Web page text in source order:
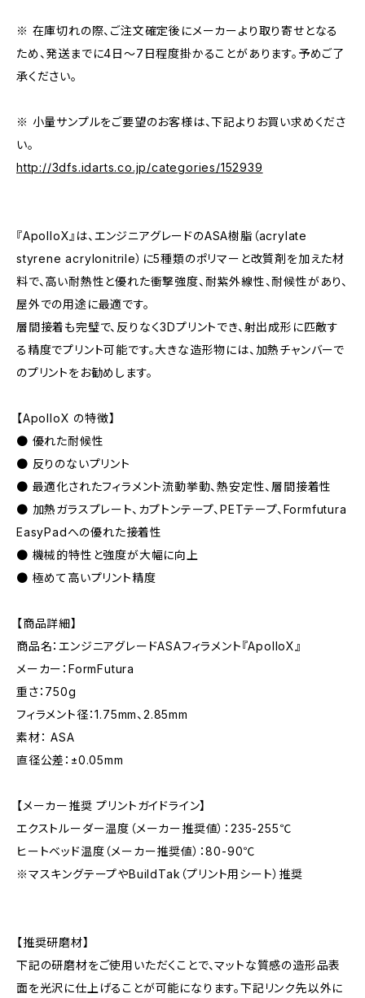
※ 在庫切れの際、ご注文確定後にメーカーより取り寄せとなる
ため、発送までに4日～7日程度掛かることがあります。予めご了
承ください。
※ 小量サンプルをご要望のお客様は、下記よりお買い求めくださ
い。
http://3dfs.idarts.co.jp/categories/152939
『ApolloX』は、エンジニアグレードのASA樹脂（acrylate
styrene acrylonitrile）に5種類のポリマーと改質剤を加えた材
料で、高い耐熱性と優れた衝撃強度、耐紫外線性、耐候性があり、
屋外での用途に最適です。
層間接着も完璧で、反りなく3Dプリントでき、射出成形に匹敵す
る精度でプリント可能です。大きな造形物には、加熱チャンバーで
のプリントをお勧めします。
【ApolloX の特徴】
● 優れた耐候性
● 反りのないプリント
● 最適化されたフィラメント流動挙動、熱安定性、層間接着性
● 加熱ガラスプレート、カプトンテープ、PETテープ、Formfutura
EasyPadへの優れた接着性
● 機械的特性と強度が大幅に向上
● 極めて高いプリント精度
【商品詳細】
商品名：エンジニアグレードASAフィラメント『ApolloX』
メーカー：FormFutura
重さ：750g
フィラメント径：1.75mm、2.85mm
素材： ASA
直径公差：±0.05mm
【メーカー推奨 プリントガイドライン】
エクストルーダー温度（メーカー推奨値）：235-255℃
ヒートベッド温度（メーカー推奨値）：80-90℃
※マスキングテープやBuildTak（プリント用シート）推奨
【推奨研磨材】
下記の研磨材をご使用いただくことで、マットな質感の造形品表
面を光沢に仕上げることが可能になります。下記リンク先以外に